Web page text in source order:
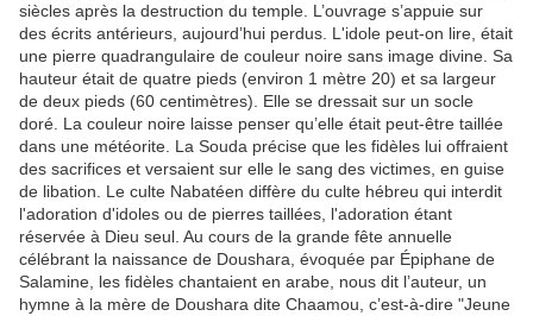
siècles après la destruction du temple. L’ouvrage s’appuie sur
des écrits antérieurs, aujourd’hui perdus. L'idole peut-on lire, était
une pierre quadrangulaire de couleur noire sans image divine. Sa
hauteur était de quatre pieds (environ 1 mètre 20) et sa largeur
de deux pieds (60 centimètres). Elle se dressait sur un socle
doré. La couleur noire laisse penser qu’elle était peut-être taillée
dans une météorite. La Souda précise que les fidèles lui offraient
des sacrifices et versaient sur elle le sang des victimes, en guise
de libation. Le culte Nabatéen diffère du culte hébreu qui interdit
l'adoration d'idoles ou de pierres taillées, l'adoration étant
réservée à Dieu seul. Au cours de la grande fête annuelle
célébrant la naissance de Doushara, évoquée par Épiphane de
Salamine, les fidèles chantaient en arabe, nous dit l’auteur, un
hymne à la mère de Doushara dite Chaamou, c’est-à-dire "Jeune